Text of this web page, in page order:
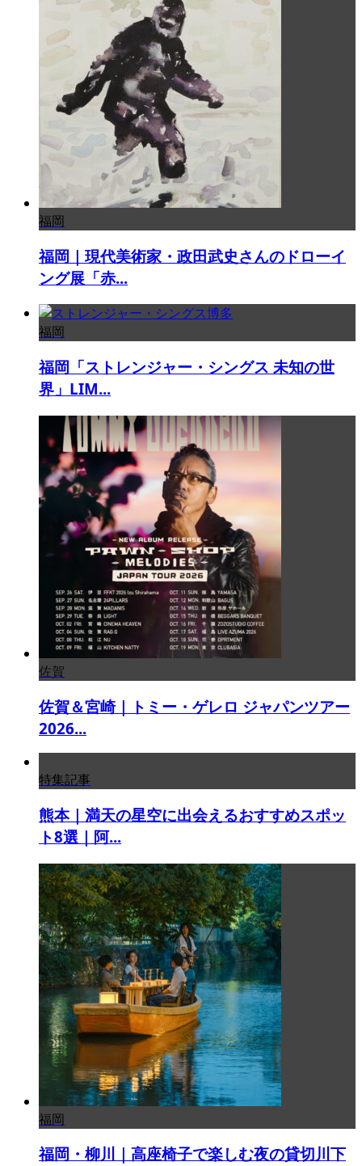
福岡
福岡｜現代美術家・政田武史さんのドローイ
ング展「赤...
福岡
福岡「ストレンジャー・シングス 未知の世
界」LIM...
佐賀
佐賀＆宮崎｜トミー・ゲレロ ジャパンツアー
2026...
特集記事
熊本｜満天の星空に出会えるおすすめスポッ
ト8選｜阿...
福岡
福岡・柳川｜高座椅子で楽しむ夜の貸切川下